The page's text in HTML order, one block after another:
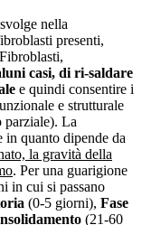
nella
presenti,
casi, di ri-saldare
e quindi consentire i
e strutturale
parziale). La
quanto dipende da
la gravità della
. Per una guarigione
in cui si passano
(0-5 giorni), Fase
(21-60